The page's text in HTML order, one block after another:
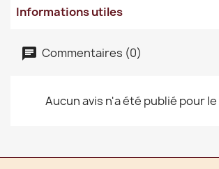
Informations utiles
Commentaires (0)
Aucun avis n'a été publié pour